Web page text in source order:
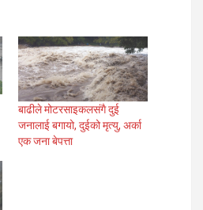
बाढीले मोटरसाइकलसंगै दुई
जनालाई बगायो, दुईको मृत्यु, अर्का
एक जना बेपत्ता